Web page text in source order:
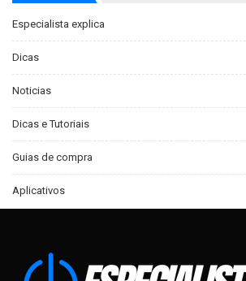
Especialista explica
Dicas
Noticias
Dicas e Tutoriais
Guias de compra
Aplicativos